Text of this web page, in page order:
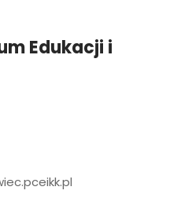
Edukacji i